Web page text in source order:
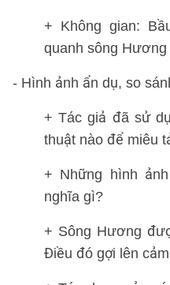
+ Không gian:
quanh sông
- Hình ảnh ẩn dụ, so
+ Tác giả đã sử
thuật nào để miêu
+ Những hình
nghĩa gì?
+ Sông Hương
Điều đó gợi lên